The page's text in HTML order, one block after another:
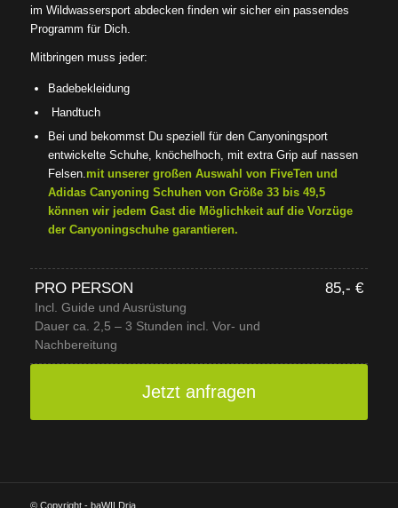
im Wildwassersport abdecken finden wir sicher ein passendes
Programm für Dich.
Mitbringen muss jeder:
Badebekleidung
Handtuch
Bei und bekommst Du speziell für den Canyoningsport
entwickelte Schuhe, knöchelhoch, mit extra Grip auf nassen
Felsen. mit unserer großen Auswahl von FiveTen und
Adidas Canyoning Schuhen von Größe 33 bis 49,5
können wir jedem Gast die Möglichkeit auf die Vorzüge
der Canyoningschuhe garantieren.
PRO PERSON 85,- €
Incl. Guide und Ausrüstung
Dauer ca. 2,5 – 3 Stunden incl. Vor- und
Nachbereitung
Jetzt anfragen
© Copyright - baWILDria